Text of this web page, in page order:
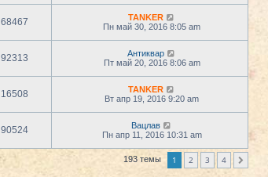
68467
TANKER
Пн май 30, 2016 8:05 am
92313
Антиквар
Пт май 20, 2016 8:06 am
16508
TANKER
Вт апр 19, 2016 9:20 am
90524
Вацлав
Пн апр 11, 2016 10:31 am
193 темы 1 2 3 4